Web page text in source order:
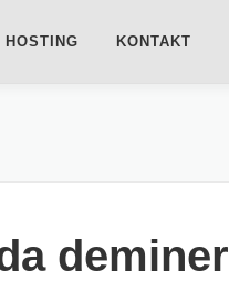
HOSTING KONTAKT